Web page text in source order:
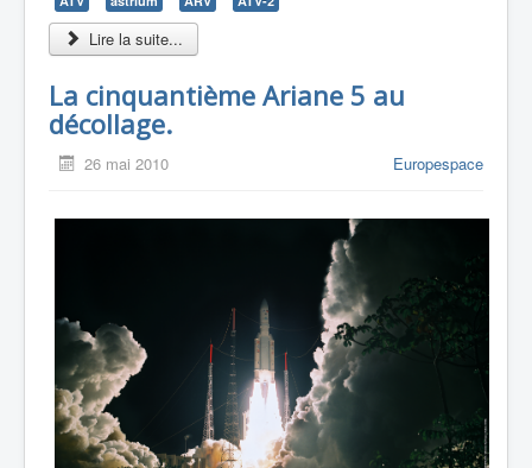
Lire la suite...
La cinquantième Ariane 5 au
décollage.
26 mai 2010 Europespace